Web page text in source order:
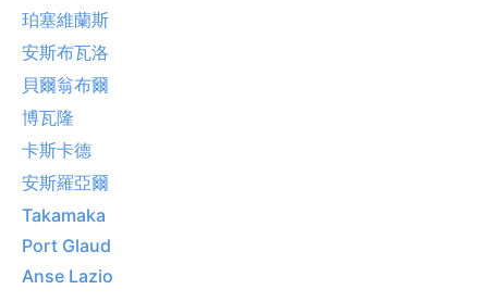
珀塞維蘭斯
安斯布瓦洛
貝爾翁布爾
博瓦隆
卡斯卡德
安斯羅亞爾
Takamaka
Port Glaud
Anse Lazio